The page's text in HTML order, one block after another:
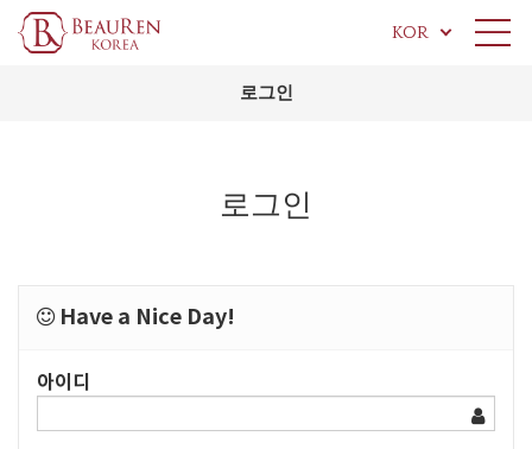
KOR
로그인
로그인
Have a Nice Day!
아이디